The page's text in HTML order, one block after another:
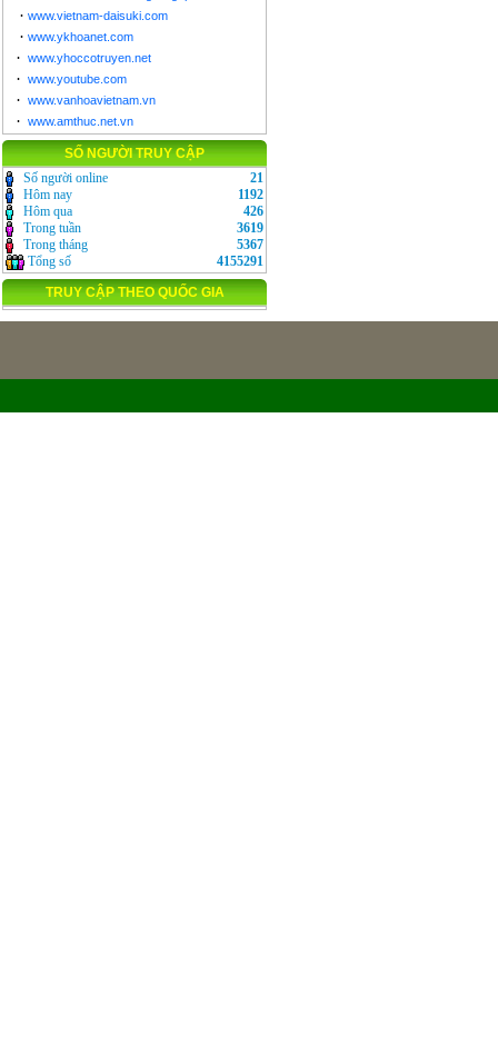
· www.vietnam-daisuki.com
· www.ykhoanet.com
· www.yhoccotruyen.net
· www.youtube.com
· www.vanhoavietnam.vn
· www.amthuc.net.vn
SỐ NGƯỜI TRUY CẬP
Số người online
21
Hôm nay
1192
Hôm qua
426
Trong tuần
3619
Trong tháng
5367
Tổng số
4155291
TRUY CẬP THEO QUỐC GIA